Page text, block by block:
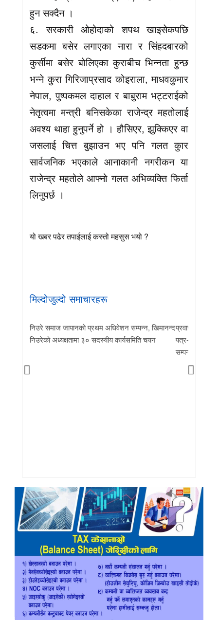
हुन सक्दैन ।
६. सरकारी ओहोदाको शपथ खाइसेकपछि
सडकमा बसेर लगाएका नारा र सिंहदबारको
कुर्सीमा बसेर बोलिएका कुराबीच भिन्नता हुन्छ
भन्ने कुरा गिरिजाप्रसाद कोइराला, माधवकुमार
नेपाल, पुष्पकमल दाहाल र बाबुराम भट्टराईको
नेतृत्वमा मन्त्री बनिसकेका राजेन्द्र महतोलाई
अवश्य थाहा हुनुपर्ने हो । हौसिएर, झुक्किएर वा
जसलाई चित्त बुझाउन भए पनि गलत कुार
सार्वजनिक भएकाले आनाकानी नगरीकन या
राजेन्द्र महतोले आफ्नो गलत अभिव्यक्ति फिर्ता
लिनुपर्छ ।
यो खबर पढेर तपाईलाई कस्तो महसुस भयो ?
मिल्दोजुल्दो समाचारहरू
निउरे समाज जापानको प्रथम अधिवेशन सम्पन्न, खिमानन्द
निउरेको अध्यक्षतामा ३० सदस्यीय कार्यसमिति चयन
प्रवास र
पत्र-२०२६
सम्पन्न